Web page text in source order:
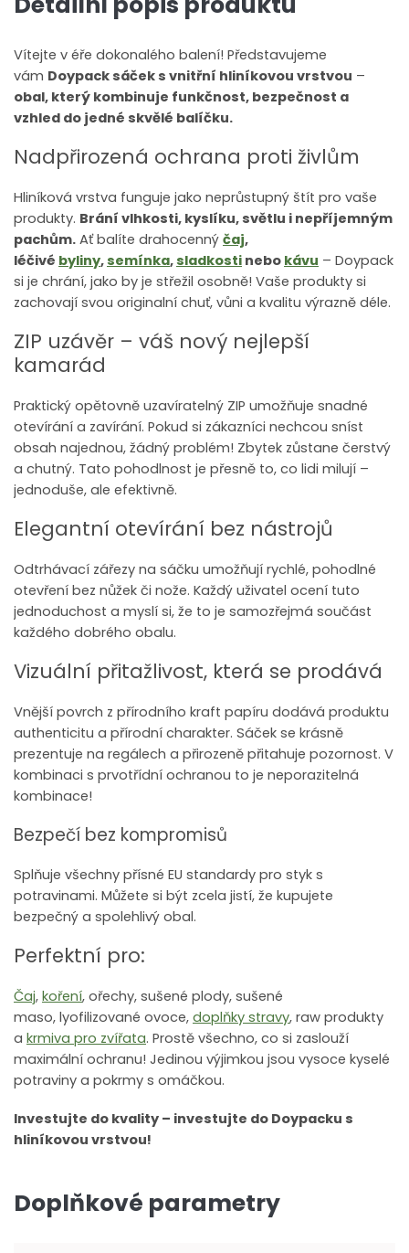
Vítejte v éře dokonalého balení! Představujeme
vám Doypack sáček s vnitřní hliníkovou vrstvou –
obal, který kombinuje funkčnost, bezpečnost a
vzhled do jedné skvělé balíčku.
Nadpřirozená ochrana proti živlům
Hliníková vrstva funguje jako neprůstupný štít pro vaše
produkty. Brání vlhkosti, kyslíku, světlu i nepříjemným
pachům. Ať balíte drahocenný čaj,
léčivé byliny,semínka,sladkosti nebo kávu – Doypack
si je chrání, jako by je střežil osobně! Vaše produkty si
zachovají svou originalní chuť, vůni a kvalitu výrazně déle.
ZIP uzávěr – váš nový nejlepší
kamarád
Praktický opětovně uzavíratelný ZIP umožňuje snadné
otevírání a zavírání. Pokud si zákazníci nechcou sníst
obsah najednou, žádný problém! Zbytek zůstane čerstvý
a chutný. Tato pohodlnost je přesně to, co lidi milují –
jednoduše, ale efektivně.
Elegantní otevírání bez nástrojů
Odtrhávací zářezy na sáčku umožňují rychlé, pohodlné
otevření bez nůžek či nože. Každý uživatel ocení tuto
jednoduchost a myslí si, že to je samozřejmá součást
každého dobrého obalu.
Vizuální přitažlivost, která se prodává
Vnější povrch z přírodního kraft papíru dodává produktu
authenticitu a přírodní charakter. Sáček se krásně
prezentuje na regálech a přirozeně přitahuje pozornost. V
kombinaci s prvotřídní ochranou to je neporazitelná
kombinace!
Bezpečí bez kompromisů
Splňuje všechny přísné EU standardy pro styk s
potravinami. Můžete si být zcela jistí, že kupujete
bezpečný a spolehlivý obal.
Perfektní pro:
Čaj, koření, ořechy, sušené plody, sušené
maso, lyofilizované ovoce, doplňky stravy, raw produkty
a krmiva pro zvířata. Prostě všechno, co si zaslouží
maximální ochranu! Jedinou výjimkou jsou vysoce kyselé
potraviny a pokrmy s omáčkou.
Investujte do kvality – investujte do Doypacku s
hliníkovou vrstvou!
Doplňkové parametry